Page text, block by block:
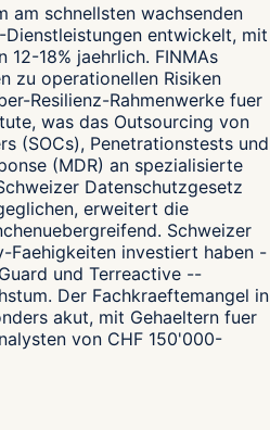
am schnellsten wachsenden
Dienstleistungen entwickelt, mit
12-18% jaehrlich. FINMAs
zu operationellen Risiken
Resilienz-Rahmenwerke fuer
was das Outsourcing von
(SOCs), Penetrationstests und
(MDR) an spezialisierte
Datenschutzgesetz
erweitert die
Schweizer
Faehigkeiten investiert haben -
und Terreactive --
Der Fachkraeftemangel in
akut, mit Gehaeltern fuer
von CHF 150'000-